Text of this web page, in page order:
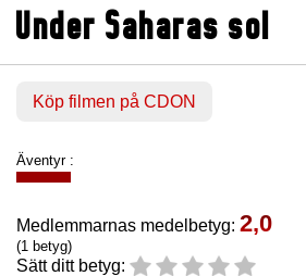
Under Saharas sol
Köp filmen på CDON
Äventyr :
Medlemmarnas medelbetyg: 2,0
(1 betyg)
Sätt ditt betyg: